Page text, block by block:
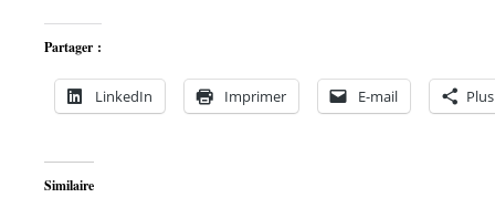
Partager :
LinkedIn Imprimer E-mail Plus
Similaire